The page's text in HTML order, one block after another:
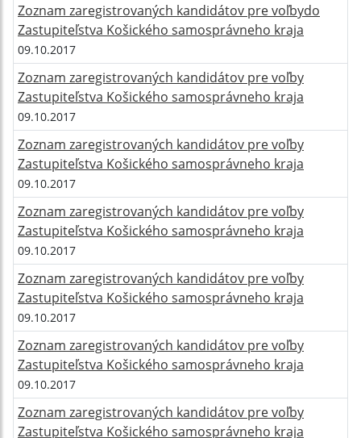
Zoznam zaregistrovaných kandidátov pre voľbydo
Zastupiteľstva Košického samosprávneho kraja
09.10.2017
Zoznam zaregistrovaných kandidátov pre voľby
Zastupiteľstva Košického samosprávneho kraja
09.10.2017
Zoznam zaregistrovaných kandidátov pre voľby
Zastupiteľstva Košického samosprávneho kraja
09.10.2017
Zoznam zaregistrovaných kandidátov pre voľby
Zastupiteľstva Košického samosprávneho kraja
09.10.2017
Zoznam zaregistrovaných kandidátov pre voľby
Zastupiteľstva Košického samosprávneho kraja
09.10.2017
Zoznam zaregistrovaných kandidátov pre voľby
Zastupiteľstva Košického samosprávneho kraja
09.10.2017
Zoznam zaregistrovaných kandidátov pre voľby
Zastupiteľstva Košického samosprávneho kraja